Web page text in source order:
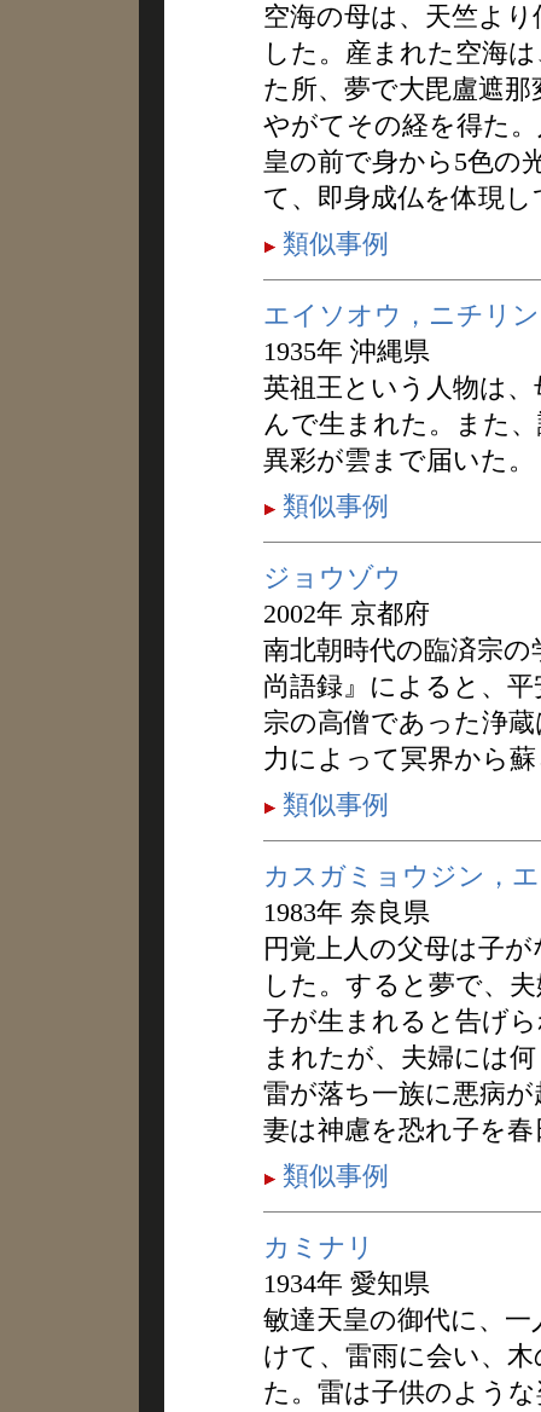
空海の母は、天竺よ
した。産まれた空海
た所、夢で大毘盧遮
やがてその経を得た
皇の前で身から5色の
て、即身成仏を体現
類似事例
エイソオウ，ニチリン
1935年 沖縄県
英祖王という人物は
んで生まれた。また
異彩が雲まで届いた。
類似事例
ジョウゾウ
2002年 京都府
南北朝時代の臨済宗
尚語録』によると、
宗の高僧であった浄
力によって冥界から
類似事例
カスガミョウジン，
1983年 奈良県
円覚上人の父母は子
した。すると夢で、
子が生まれると告げ
まれたが、夫婦には
雷が落ち一族に悪病
妻は神慮を恐れ子を
類似事例
カミナリ
1934年 愛知県
敏達天皇の御代に、
けて、雷雨に会い、
た。雷は子供のよう